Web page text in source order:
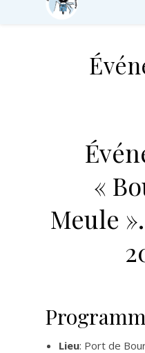
«
Meule
Lieu: Port de